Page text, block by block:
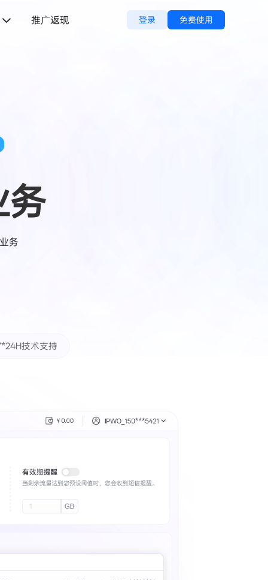
推广返现 登录 免费使用
务
务
技术支持